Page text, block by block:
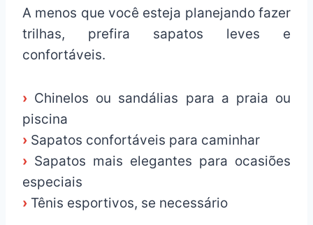
A menos que você esteja planejando fazer
trilhas, prefira sapatos leves e
confortáveis.
› Chinelos ou sandálias para a praia ou
piscina
› Sapatos confortáveis para caminhar
› Sapatos mais elegantes para ocasiões
especiais
› Tênis esportivos, se necessário